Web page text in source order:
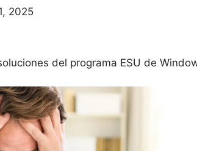
2025
del programa ESU de